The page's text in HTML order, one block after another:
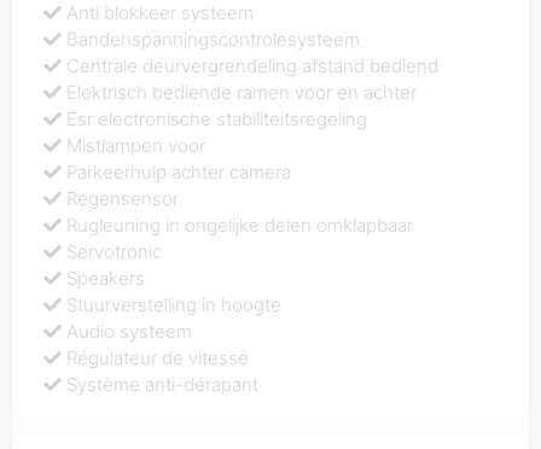
Anti blokkeer systeem
Bandenspanningscontrolesysteem
Centrale deurvergrendeling afstand bediend
Elektrisch bediende ramen voor en achter
Esr electronische stabiliteitsregeling
Mistlampen voor
Parkeerhulp achter camera
Regensensor
Rugleuning in ongelijke delen omklapbaar
Servotronic
Speakers
Stuurverstelling in hoogte
Audio systeem
Régulateur de vitesse
Système anti-dérapant